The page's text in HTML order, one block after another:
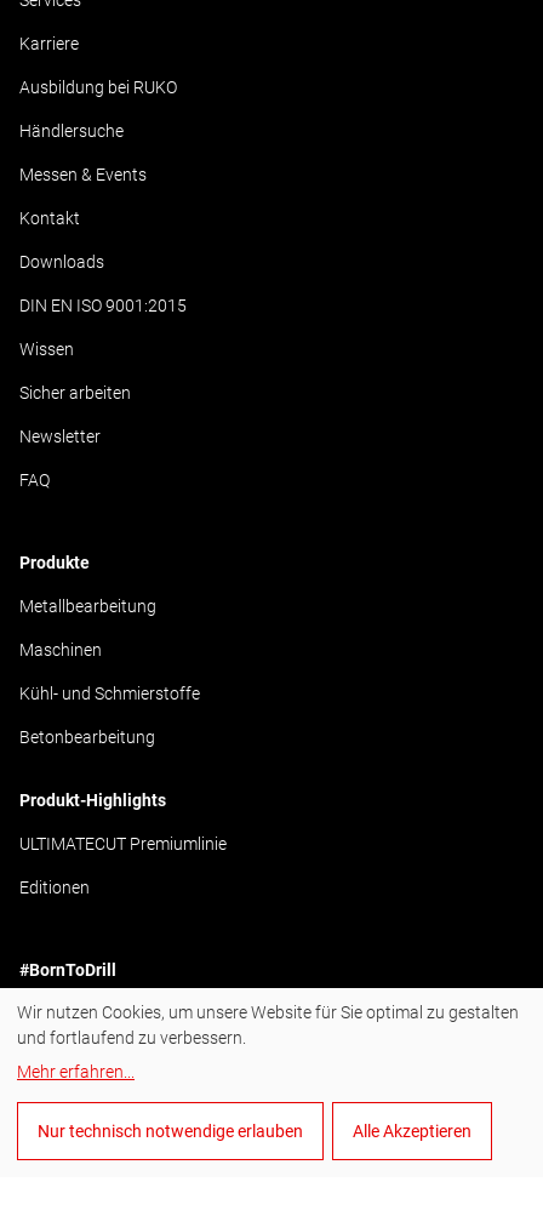
Karriere
Ausbildung bei RUKO
Händlersuche
Messen & Events
Kontakt
Downloads
DIN EN ISO 9001:2015
Wissen
Sicher arbeiten
Newsletter
FAQ
Produkte
Metallbearbeitung
Maschinen
Kühl- und Schmierstoffe
Betonbearbeitung
Produkt-Highlights
ULTIMATECUT Premiumlinie
Editionen
#BornToDrill
Instagram
YouTube
Wir nutzen Cookies, um unsere Website für Sie optimal zu gestalten
und fortlaufend zu verbessern.
Mehr erfahren
Nur technisch notwendige erlauben Alle Akzeptieren